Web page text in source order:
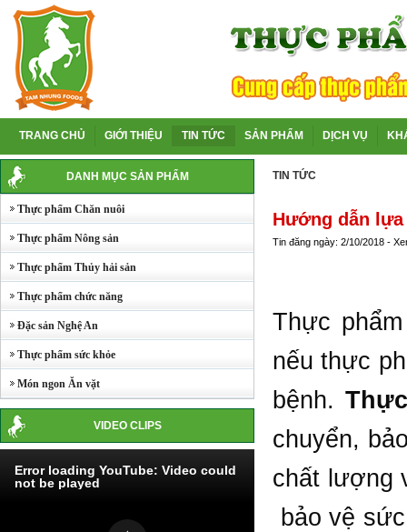
TRANG CHỦ GIỚI THIỆU TIN TỨC SẢN PHẨM DỊCH VỤ
DANH MỤC SẢN PHẨM
Thực phẩm Chăn nuôi
Thực phẩm Nông sản
Thực phẩm Thủy hải sản
Thực phẩm chức năng
Đặc sản Nghệ An
Thực phẩm sức khỏe
Món ngon Ăn vặt
VIDEO CLIPS
Error loading YouTube: Video could
not be played
TIN TỨC
Hướng dẫn
Tin đăng ngày: 2/10/2018 -
Thực
nếu thực
bệnh.
chuyển,
chất lượng
bảo vệ